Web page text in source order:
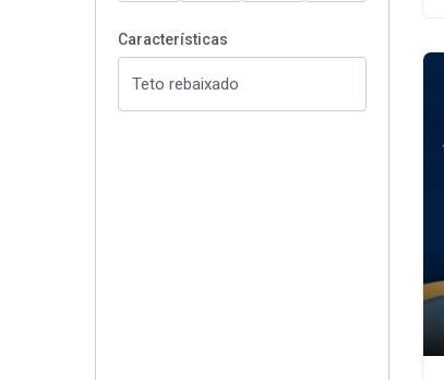
Características